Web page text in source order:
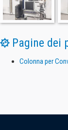
Pagine dei
Colonna per